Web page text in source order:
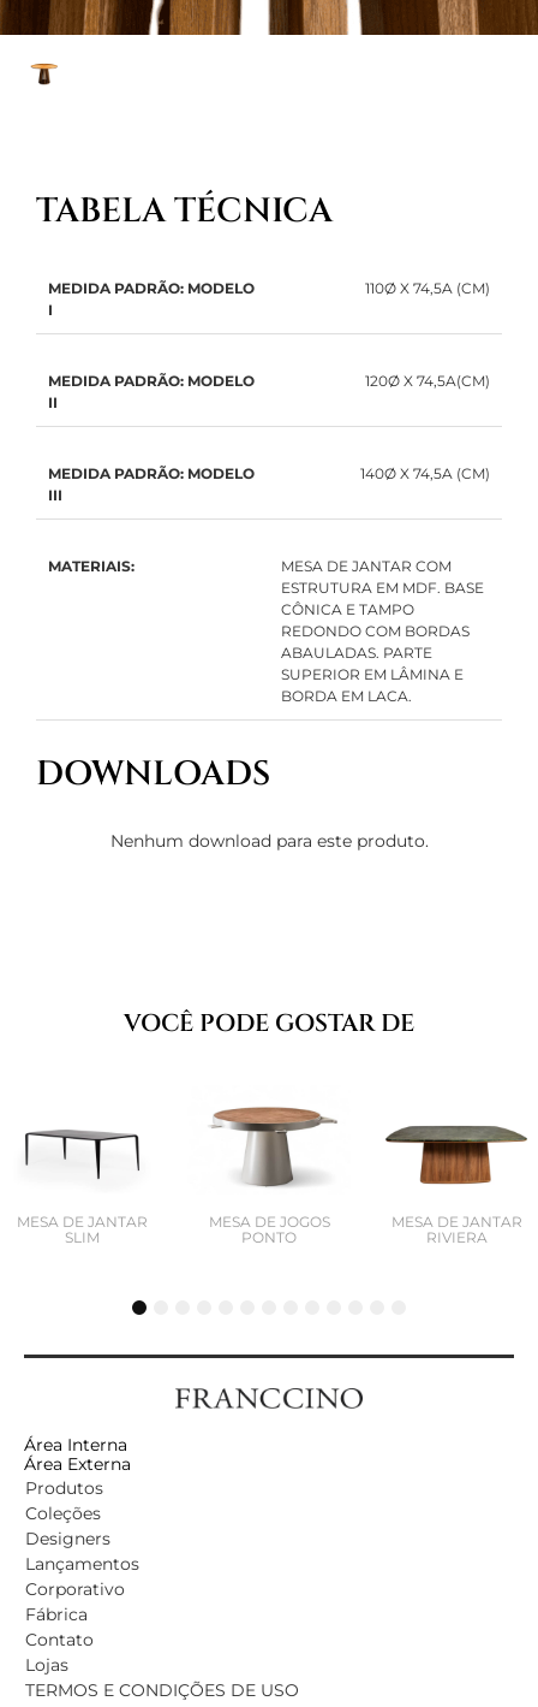
TABELA TÉCNICA
MEDIDA PADRÃO: MODELO
I
110Ø X 74,5A (CM)
MEDIDA PADRÃO: MODELO
II
120Ø X 74,5A(CM)
MEDIDA PADRÃO: MODELO
III
140Ø X 74,5A (CM)
MATERIAIS:
MESA DE JANTAR COM
ESTRUTURA EM MDF. BASE
CÔNICA E TAMPO
REDONDO COM BORDAS
ABAULADAS. PARTE
SUPERIOR EM LÂMINA E
BORDA EM LACA.
DOWNLOADS
Nenhum download para este produto.
VOCÊ PODE GOSTAR DE
MESA DE JANTAR
SLIM
MESA DE JOGOS
PONTO
MESA DE JANTAR
RIVIERA
4
Área Interna
Área Externa
Produtos
Coleções
Designers
Lançamentos
Corporativo
Fábrica
Contato
Lojas
TERMOS E CONDIÇÕES DE USO